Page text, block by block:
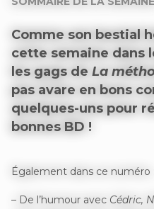
Comme son bestial
cette semaine dans
les gags de La
pas avare en bons
quelques-uns pour
bonnes BD !
Également dans ce numéro :
– De l’humour avec Cédric,